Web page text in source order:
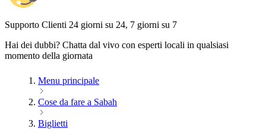
Supporto Clienti 24 giorni su 24, 7 giorni su 7
Hai dei dubbi? Chatta dal vivo con esperti locali in qualsiasi
momento della giornata
Menu principale
Cose da fare a Sabah
Biglietti